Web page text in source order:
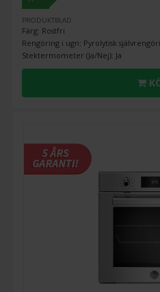
PRODUKTBLAD
Färg: Rostfri
Rengöring i ugn: Pyrolytisk
Stektermometer (Ja/Nej): Ja